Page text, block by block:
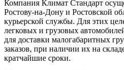
Компания Климат Стандарт
Ростову-на-Дону и Ростовской
курьерской службы. Для этих
легковых и грузовых
для доставки малогабаритных
заказов, при наличии их на
кратчайшие сроки.